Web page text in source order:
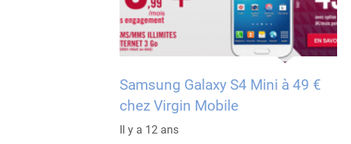
Samsung Galaxy S4 Mini à 49 €
chez Virgin Mobile
Il y a 12 ans